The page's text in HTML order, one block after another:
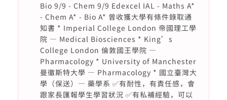
Bio 9/9 - Chem 9/9 Edexcel IAL - Maths A*
- Chem A* - Bio A* 曾收獲大學有條件錄取通
知書 * Imperial College London 帝國理工學
院 — Medical Biosciences * King’s
College London 倫敦國王學院 —
Pharmacology * University of Manchester
曼徹斯特大學 — Pharmacology * 國立臺灣大
學（保送）— 藥學系 ✅有耐性，有責任感，會
跟家長匯報學生學習狀況 ✅有私補經驗，可以